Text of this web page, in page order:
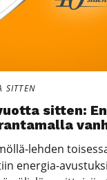
SITTEN
sit­ten:
lehden
energia-